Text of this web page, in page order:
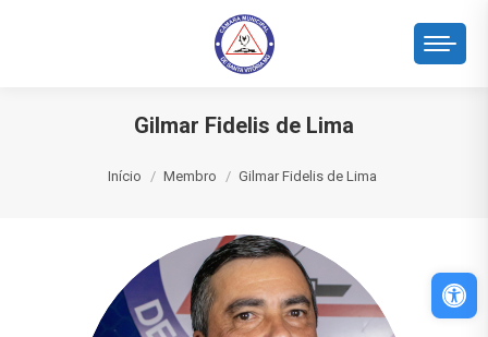
Gilmar Fidelis de Lima
Início Membro Gilmar Fidelis de Lima